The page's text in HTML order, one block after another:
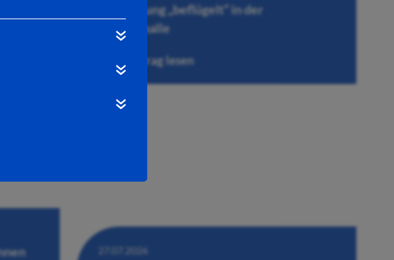
Ausstellung „beflügelt“ in der
Wandelhalle
Beitrag lesen
27.07.2026